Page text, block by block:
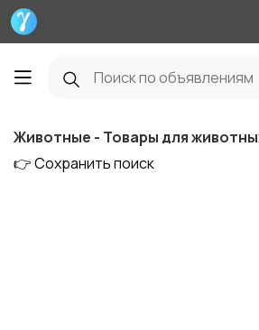
Животные - Товары для
👉 Сохранить поиск